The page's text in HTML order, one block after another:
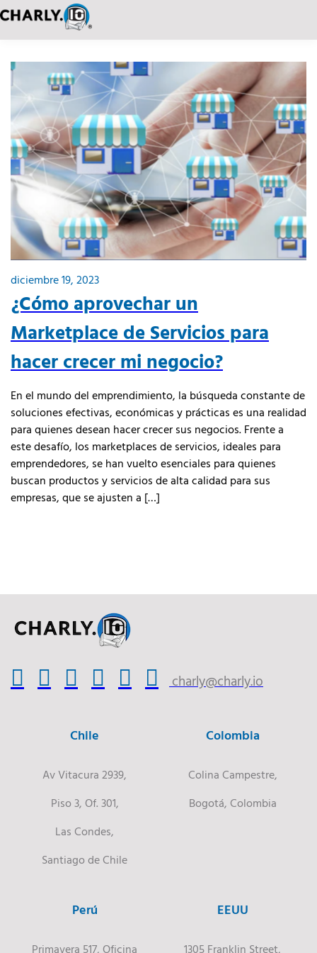
diciembre 19, 2023
¿Cómo aprovechar un
Marketplace de Servicios para
hacer crecer mi negocio?
En el mundo del emprendimiento, la búsqueda constante de
soluciones efectivas, económicas y prácticas es una realidad
para quienes desean hacer crecer sus negocios. Frente a
este desafío, los marketplaces de servicios, ideales para
emprendedores, se han vuelto esenciales para quienes
buscan productos y servicios de alta calidad para sus
empresas, que se ajusten a […]
charly@charly.io
Chile
Av Vitacura 2939,
Piso 3, Of. 301,
Las Condes,
Santiago de Chile
Colombia
Colina Campestre,
Bogotá, Colombia
Perú
Primavera 517, Oficina
EEUU
1305 Franklin Street,